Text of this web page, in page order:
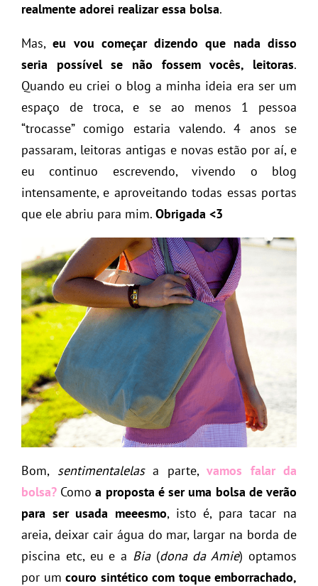
realmente adorei realizar essa bolsa.
Mas,eu vou começar dizendo que nada disso
seria possível se não fossem vocês, leitoras.
Quando eu criei o blog a minha ideia era ser um
espaço de troca, e se ao menos 1 pessoa
“trocasse” comigo estaria valendo. 4 anos se
passaram, leitoras antigas e novas estão por aí, e
eu continuo escrevendo, vivendo o blog
intensamente, e aproveitando todas essas portas
que ele abriu para mim. Obrigada <3
Bom, sentimentalelasa parte, vamos falar da
bolsa? Comoa proposta é ser uma bolsa de verão
para ser usada meeesmo, isto é, para tacar na
areia, deixar cair água do mar, largar na borda de
piscina etc, eu e a Bia(dona da Amie) optamos
por um couro sintético com toque emborrachado,